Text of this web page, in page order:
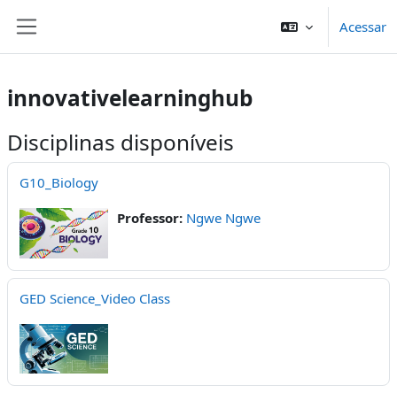
Acessar
innovativelearninghub
Disciplinas disponíveis
G10_Biology
Professor: Ngwe Ngwe
GED Science_Video Class